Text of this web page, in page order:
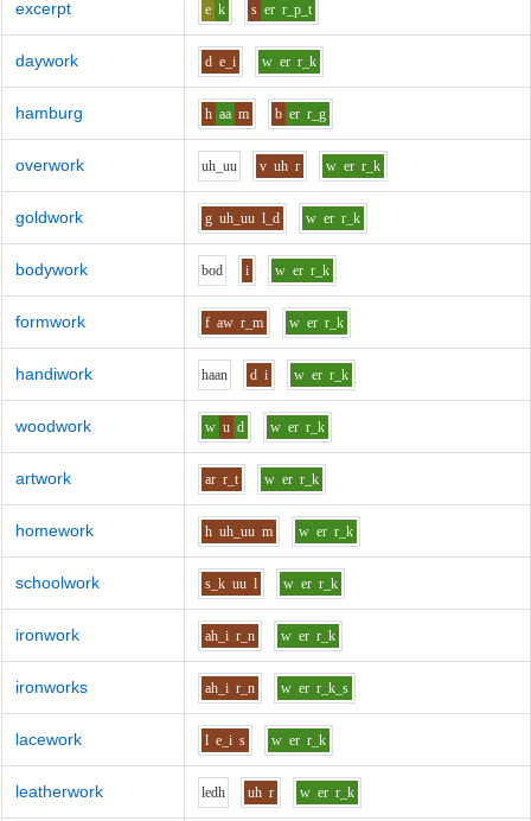
excerpt e k s er r_p_t
daywork d e_i w er r_k
hamburg h aa m b er r_g
overwork uh_uu v uh r w er r_k
goldwork g uh_uu l_d w er r_k
bodywork bod i w er r_k
formwork f aw r_m w er r_k
handiwork haan d i w er r_k
woodwork w u d w er r_k
artwork ar r_t w er r_k
homework h uh_uu m w er r_k
schoolwork s_k uu l w er r_k
ironwork ah_i r_n w er r_k
ironworks ah_i r_n w er r_k_s
lacework l e_i s w er r_k
leatherwork ledh uh r w er r_k